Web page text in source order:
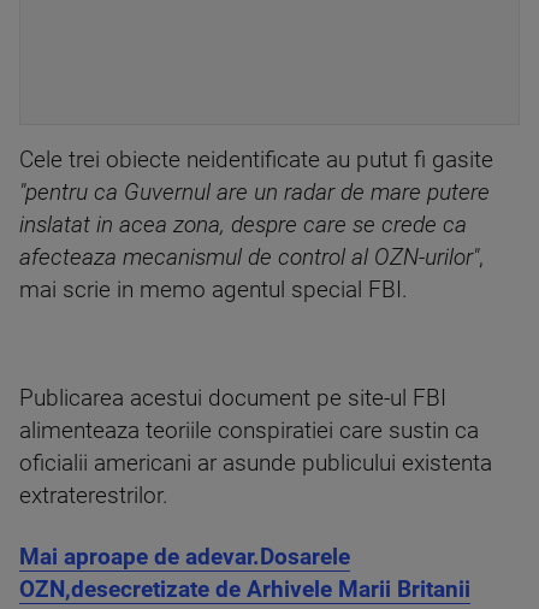
Cele trei obiecte neidentificate au putut fi gasite
"pentru ca Guvernul are un radar de mare putere
inslatat in acea zona, despre care se crede ca
afecteaza mecanismul de control al OZN-urilor",
mai scrie in memo agentul special FBI.
Publicarea acestui document pe site-ul FBI
alimenteaza teoriile conspiratiei care sustin ca
oficialii americani ar asunde publicului existenta
extraterestrilor.
Mai aproape de adevar.Dosarele
OZN,desecretizate de Arhivele Marii Britanii